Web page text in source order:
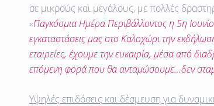
σε μικρούς και μεγάλους, με πολλές
«Παγκόσμια Ημέρα Περιβάλλοντος η 5η
εγκαταστάσεις μας στο Καλοχώρι την
εταιρείες, έχουμε την ευκαιρία, μέσα από
επόμενη φορά που θα ανταμώσουμε…δεν
Υψηλές επιδόσεις και δέσμευση για